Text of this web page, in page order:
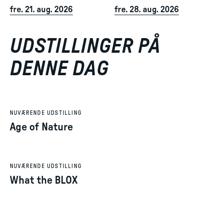
fre. 21. aug. 2026 fre. 28. aug. 2026
UDSTILLINGER PÅ
DENNE DAG
NUVÆRENDE UDSTILLING
Age of Nature
NUVÆRENDE UDSTILLING
What the BLOX